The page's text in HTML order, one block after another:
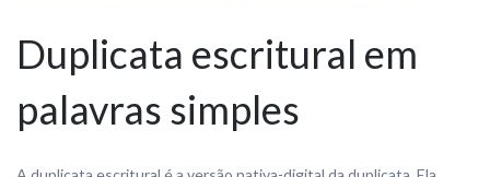
Duplicata escritural em
palavras simples